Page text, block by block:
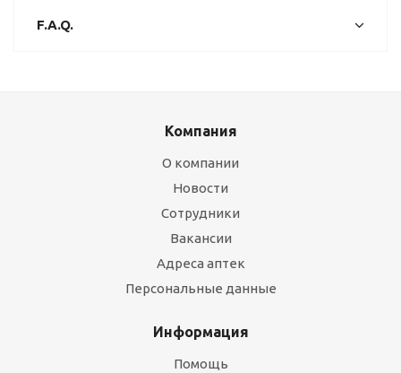
F.A.Q.
Компания
О компании
Новости
Сотрудники
Вакансии
Адреса аптек
Персональные данные
Информация
Помощь